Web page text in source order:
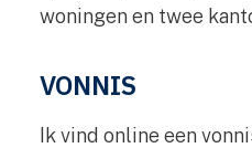
woningen en twee
VONNIS
Ik vind online een